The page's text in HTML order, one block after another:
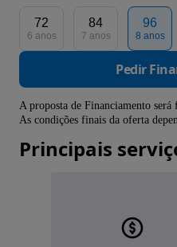
72
6 anos
84
7 anos
96
8 anos
Pedir
A proposta de Financiamento será
As condições finais da oferta
Principais